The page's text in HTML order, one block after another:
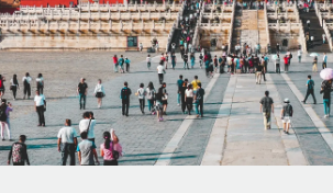
INFRASTRUKTUR
Remote Embedded
Nahtlose Integration der HR in
Plattform
Integrierte HR-Kernfunktionen für dein
Mittelstand
Maßgeschneiderte HR-Lösungen, um
vergrößern
Enterprise
Globale HR für Konzerne und
LERNEN MIT REMOTE
Forschung und Leitfäden
Fallstudien
HR-Glossar
Español
Italiano
Português (Portugal)